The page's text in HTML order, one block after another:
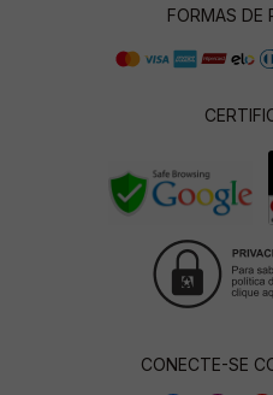
FORMAS DE
CONECTE-SE